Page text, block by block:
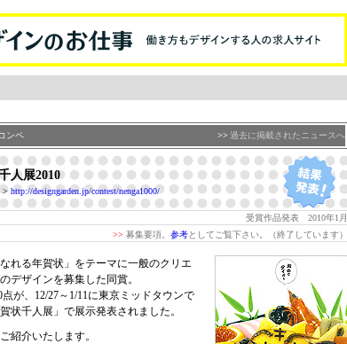
ンペ >> 過去に掲載されたニュースへ
人展2010
> http://designgarden.jp/contest/nenga1000/
受賞作品発表 2010年1月
>> 募集要項。 参考としてご覧下さい。（終了しています）
れる年賀状」をテーマに一般のクリエ
デザインを募集した同賞。
が、12/27～1/11に東京ミッドタウンで
千人展」で展示発表されました。
紹介いたします。